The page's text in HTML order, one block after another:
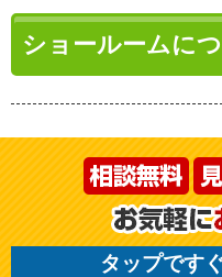
ショールームに
タップです